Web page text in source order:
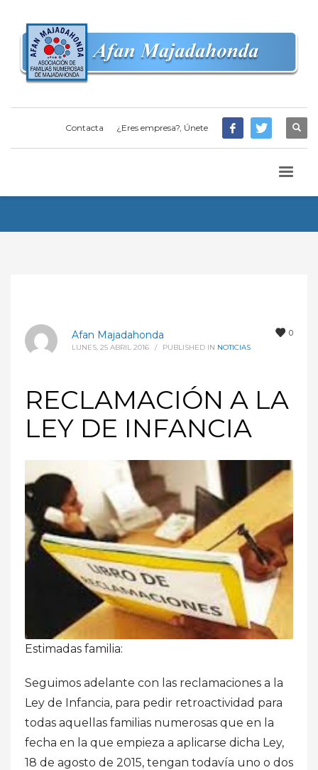
Contacta ¿Eres empresa?, Únete
0
Afan Majadahonda
LUNES, 25 ABRIL 2016 / PUBLISHED IN NOTICIAS
RECLAMACIÓN A LA
LEY DE INFANCIA
Estimadas familia:
Seguimos adelante con las reclamaciones a la
Ley de Infancia, para pedir retroactividad para
todas aquellas familias numerosas que en la
fecha en la que empieza a aplicarse dicha Ley,
18 de agosto de 2015, tengan todavía uno o dos